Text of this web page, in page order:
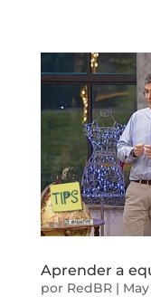
Aprender a
por RedBR| May